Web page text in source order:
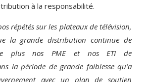
à la responsabilité.
répétés sur les plateaux de télévision,
la grande distribution continue de
plus nos PME et nos ETI de
la période de grande faiblesse qu’a
avec un plan de soutien